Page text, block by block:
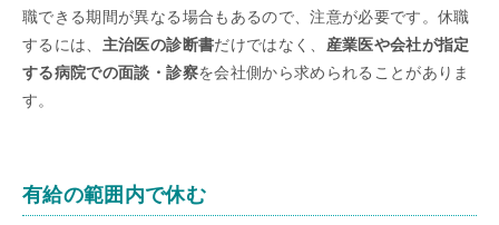
職できる期間が異なる場合もあるので、注意が必要です。休職
するには、 主治医の診断書だけではなく、 産業医や会社が指定
する病院での面談・診察を会社側から求められることがありま
す。
有給の範囲内で休む